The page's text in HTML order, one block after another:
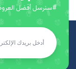
#سنرسل أفضل